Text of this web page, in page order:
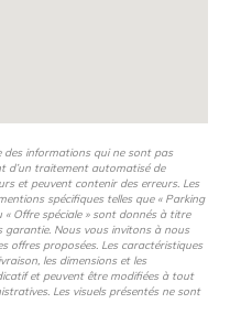
des informations qui ne sont pas
d’un traitement automatisé de
et peuvent contenir des erreurs. Les
spécifiques telles que « Parking
« Offre spéciale » sont donnés à titre
garantie. Nous vous invitons à nous
offres proposées. Les caractéristiques
les dimensions et les
et peuvent être modifiées à tout
Les visuels présentés ne sont